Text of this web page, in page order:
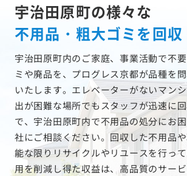
宇治田原町の様々な
不用品・粗大ゴミを回収
宇治田原町内のご家庭、事業活動で不
ミや廃品を、プログレス京都が品種を
いたします。エレベーターがないマン
出が困難な場所でもスタッフが迅速に
で、宇治田原町内で不用品の処分にお
社にご相談ください。回収した不用品
能な限りリサイクルやリユースを行っ
用を削減し得た収益は、高品質のサー